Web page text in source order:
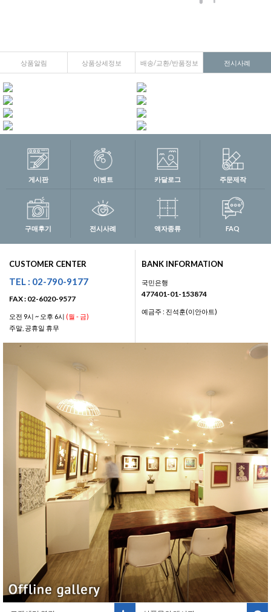
상품알림 상품상세정보 배송/교환/반품정보 전시사례
게시판 이벤트 카달로그 주문제작
구매후기 전시사례 액자종류 FAQ
CUSTOMER CENTER
TEL : 02-790-9177
FAX : 02-6020-9577
오전 9시 ~ 오후 6시 (월 - 금)
주말, 공휴일 휴무
BANK INFORMATION
국민은행
477401-01-153874
예금주 : 진석훈(이안아트)